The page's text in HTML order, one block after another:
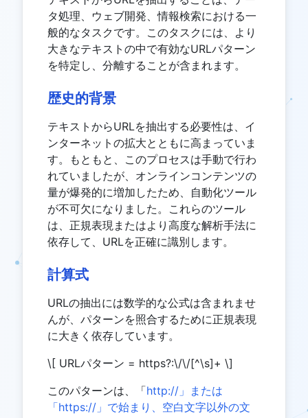
タ処理、ウェブ開発、情報検索における一
般的なタスクです。このタスクには、より
大きなテキストの中で有効なURLパターン
を特定し、分離することが含まれます。
歴史的背景
テキストからURLを抽出する必要性は、イ
ンターネットの拡大とともに高まっていま
す。もともと、このプロセスは手動で行わ
れていましたが、オンラインコンテンツの
量が爆発的に増加したため、自動化ツール
が不可欠になりました。これらのツール
は、正規表現またはより高度な解析手法に
依存して、URLを正確に識別します。
計算式
URLの抽出には数学的な公式は含まれませ
んが、パターンを照合するために正規表現
に大きく依存しています。
\[ URLパターン = https?:\/\/[^\s]+ \]
このパターンは、「http://」または
「https://」で始まり、空白文字以外の文